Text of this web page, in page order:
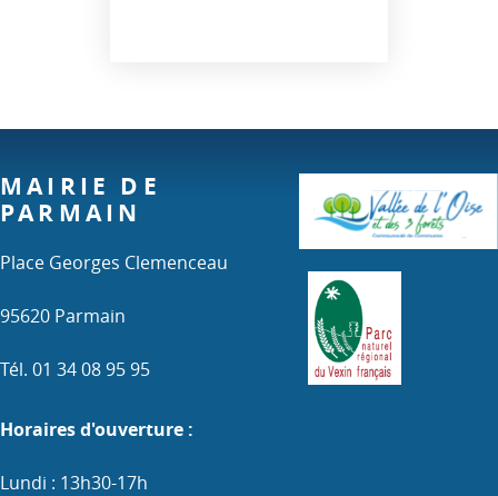
MAIRIE DE
PARMAIN
Place Georges Clemenceau
95620 Parmain
Tél. 01 34 08 95 95
Horaires d'ouverture :
Lundi : 13h30-17h